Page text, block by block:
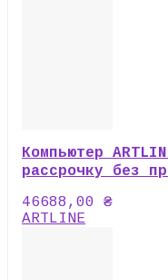
Компьютер
рассрочку без
46688,00 ₴
ARTLINE